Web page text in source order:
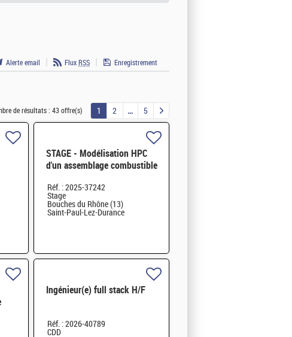
Alerte email Flux RSS
Enregistrement
de résultats : 43 offre(s) 1 2 5
STAGE - Modélisation HPC
d'un assemblage combustible
Réf. : 2025-37242
Stage
Bouches du Rhône (13)
Saint-Paul-Lez-Durance
Ingénieur(e) full stack H/F
Réf. : 2026-40789
CDD